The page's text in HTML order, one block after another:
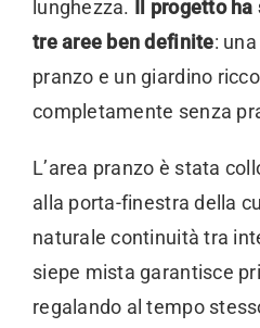
lunghezza. Il progetto
tre aree ben definite:
pranzo e un giardino
completamente senza
L’area pranzo è stata
alla porta-finestra della
naturale continuità tra
siepe mista garantisce
regalando al tempo